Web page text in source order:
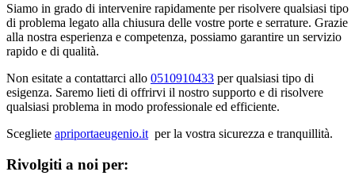
Siamo in grado di intervenire rapidamente per risolvere qualsiasi tipo
di problema legato alla chiusura delle vostre porte e serrature. Grazie
alla nostra esperienza e competenza, possiamo garantire un servizio
rapido e di qualità.
Non esitate a contattarci allo 0510910433 per qualsiasi tipo di
esigenza. Saremo lieti di offrirvi il nostro supporto e di risolvere
qualsiasi problema in modo professionale ed efficiente.
Scegliete apriportaeugenio.it per la vostra sicurezza e tranquillità.
Rivolgiti a noi per: